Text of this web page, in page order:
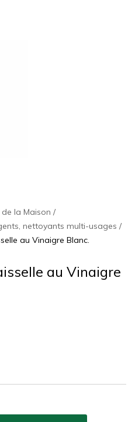
la Maison
nettoyants multi-usages
au Vinaigre Blanc.
au Vinaigre